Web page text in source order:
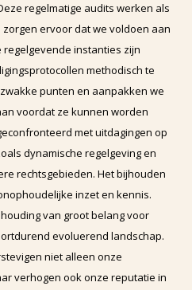
regelmatige audits werken als
ervoor dat we voldoen aan
instanties zijn
methodisch te
punten en aanpakken we
voordat ze kunnen worden
met uitdagingen op
dynamische regelgeving en
rechtsgebieden. Het bijhouden
inzet en kennis.
van groot belang voor
evoluerend landschap.
niet alleen onze
verhogen ook onze reputatie in